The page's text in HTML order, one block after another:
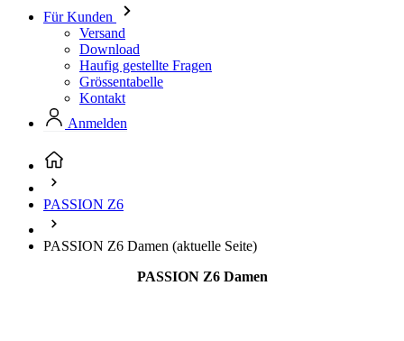
Für Kunden
Versand
Download
Haufig gestellte Fragen
Grössentabelle
Kontakt
Anmelden
PASSION Z6
PASSION Z6 Damen (aktuelle Seite)
PASSION Z6 Damen